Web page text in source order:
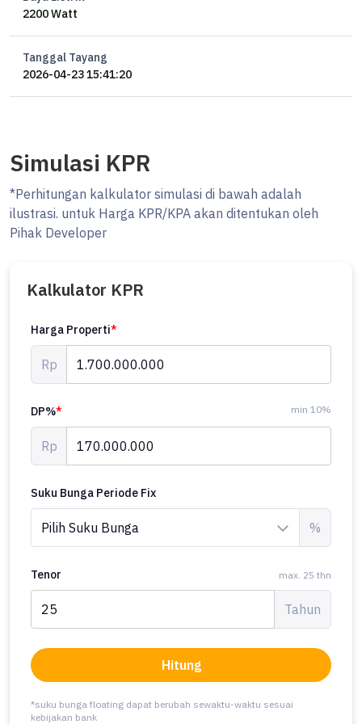
2200 Watt
Tanggal Tayang
2026-04-23 15:41:20
Simulasi KPR
*Perhitungan kalkulator simulasi di bawah adalah
ilustrasi. untuk Harga KPR/KPA akan ditentukan oleh
Pihak Developer
Kalkulator KPR
Harga Properti*
Rp
DP%* min 10%
Rp
Suku Bunga Periode Fix
%
Tenor max. 25 thn
Tahun
Hitung
*suku bunga floating dapat berubah sewaktu-waktu sesuai
kebijakan bank